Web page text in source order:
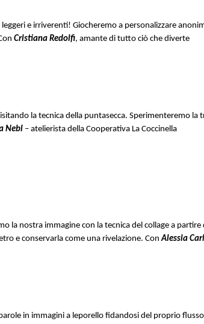
e irriverenti! Giocheremo a personalizzare
Cristiana Redolfi, amante di tutto ciò che diverte
la tecnica della puntasecca. Sperimenteremo la
Nebl – atelierista della Cooperativa La Coccinella
la nostra immagine con la tecnica del collage a
e conservarla come una rivelazione. Con Alessia
in immagini a leporello fidandosi del proprio